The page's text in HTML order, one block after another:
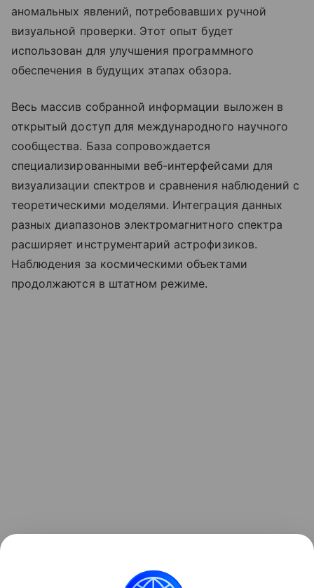
аномальных явлений, потребовавших ручной
визуальной проверки. Этот опыт будет
использован для улучшения программного
обеспечения в будущих этапах обзора.
Весь массив собранной информации выложен в
открытый доступ для международного научного
сообщества. База сопровождается
специализированными веб-интерфейсами для
визуализации спектров и сравнения наблюдений с
теоретическими моделями. Интеграция данных
разных диапазонов электромагнитного спектра
расширяет инструментарий астрофизиков.
Наблюдения за космическими объектами
продолжаются в штатном режиме.
рассказывала